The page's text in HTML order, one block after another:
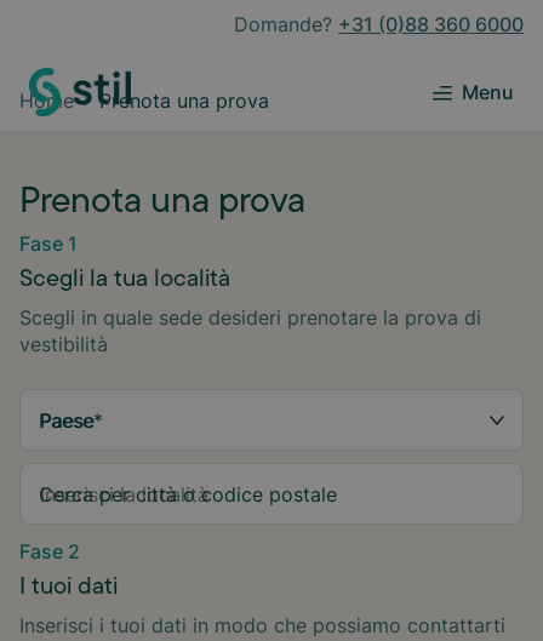
Domande? +31 (0)88 360 6000
Menu
Home Prenota una prova
Prenota una prova
Fase 1
Scegli la tua località
Scegli in quale sede desideri prenotare la prova di
vestibilità
Paese*
Cerca per città o codice postale
Fase 2
I tuoi dati
Inserisci i tuoi dati in modo che possiamo contattarti